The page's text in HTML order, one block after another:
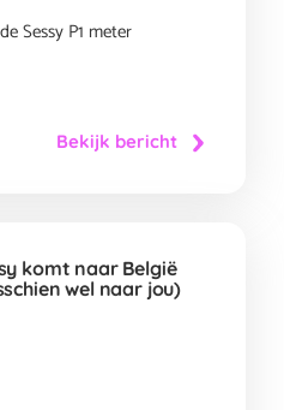
Sessy P1 meter
Bekijk bericht
komt naar België
wel naar jou)